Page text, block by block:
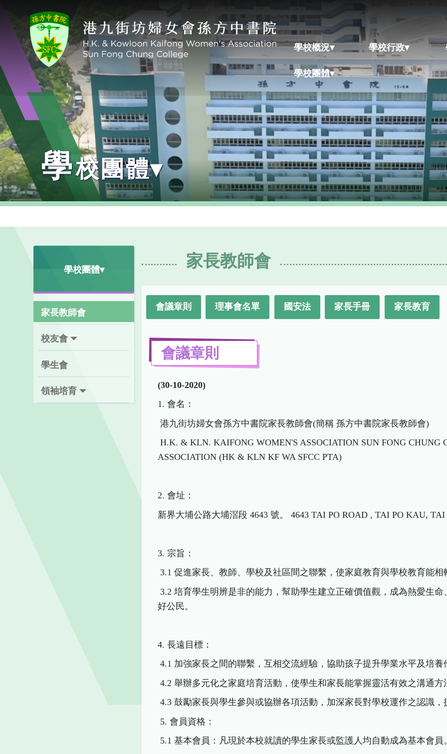
學校概況▾ 學校行政▾
學校團體▾
學校團體▾
學校團體▾
家長教師會
校友會
學生會
領袖培育
家長教師會
會議章則 理事會名單 國安法 家長手冊 家長教育
會議章則
(30-10-2020)
1. 會名：
港九街坊婦女會孫方中書院家長教師會(簡稱 孫方中書院家長教師會)
H.K. & KLN. KAIFONG WOMEN'S ASSOCIATION SUN FONG CHUNG
ASSOCIATION (HK & KLN KF WA SFCC PTA)
2. 會址：
新界大埔公路大埔滘段 4643 號。 4643 TAI PO ROAD , TAI PO KAU, TAI
3. 宗旨：
3.1 促進家長、教師、學校及社區間之聯繫，使家庭教育與學校教育能相
3.2 培育學生明辨是非的能力，幫助學生建立正確價值觀，成為熱愛生
好公民。
4. 長遠目標：
4.1 加強家長之間的聯繫，互相交流經驗，協助孩子提升學業水平及培
4.2 舉辦多元化之家庭培育活動，使學生和家長能掌握靈活有效之溝通
4.3 鼓勵家長與學生參與或協辦各項活動，加深家長對學校運作之認識
5. 會員資格：
5.1 基本會員：凡現於本校就讀的學生家長或監護人均自動成為基本會員